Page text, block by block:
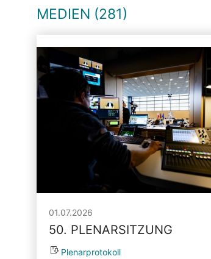
MEDIEN (281)
01.07.2026
50. PLENARSITZUNG
Plenarprotokoll